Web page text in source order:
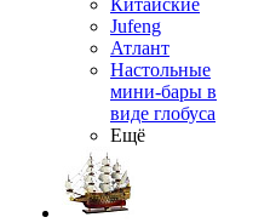
Китайские
Jufeng
Атлант
Настольные
мини-бары в
виде глобуса
Ещё